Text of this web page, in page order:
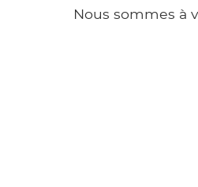
Nous sommes à